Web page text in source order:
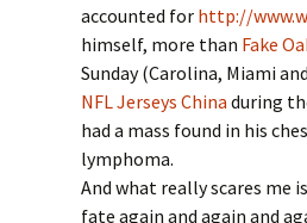
accounted for http://
himself, more than Fake
Sunday (Carolina, Miami
NFL Jerseys China during
had a mass found in his
lymphoma.
And what really scares
fate again and again and